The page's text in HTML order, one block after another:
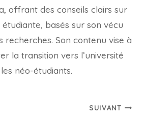
offrant des conseils clairs sur
étudiante, basés sur son vécu
recherches. Son contenu vise à
la transition vers l’université
néo-étudiants.
SUIVANT